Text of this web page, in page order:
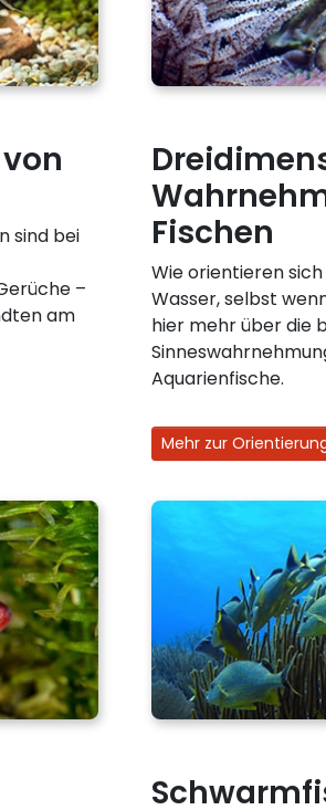
sind bei
–
am
Fischen
Wie orientieren
Wasser, selbst
hier mehr über die
Aquarienfische.
Mehr zur